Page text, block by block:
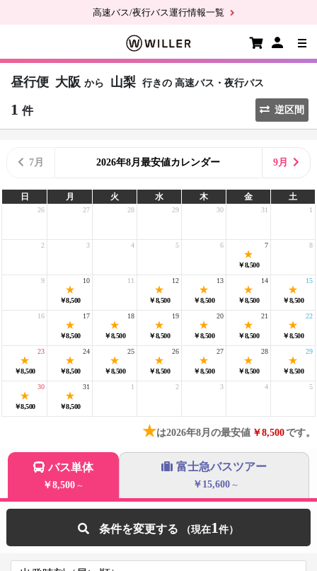
高速バス/夜行バス運行情報一覧
昼行便 大阪 から 山梨 行きの 高速バス・夜行バス
1 件 逆区間
7月 2026年8月最安値カレンダー 9月
日 月 火 水 木 金 土
26 27 28 29 30 31 1
2 3 4 5 6
￥8,500
7 8
9
￥8,500
10 11
￥8,500
12
￥8,500
13
￥8,500
14
￥8,500
15
16
￥8,500
17
￥8,500
18
￥8,500
19
￥8,500
20
￥8,500
21
￥8,500
22
￥8,500
23
￥8,500
24
￥8,500
25
￥8,500
26
￥8,500
27
￥8,500
28
￥8,500
29
￥8,500
30
￥8,500
31 1 2 3 4 5
★は2026年8月の最安値 ￥8,500です。
バス単体
￥8,500 ～
富士急バスツアー
￥15,600 ～
条件を変更する 1